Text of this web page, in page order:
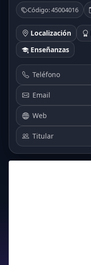
Código: 45004016
Localización
Enseñanzas
Teléfono
Email
Web
Titular